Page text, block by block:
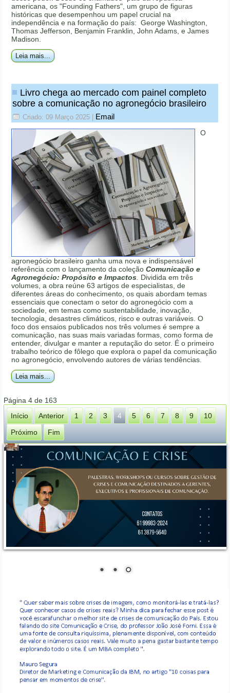
americana, os "Founding Fathers", um grupo de figuras
históricas que desempenhou um papel crucial na
independência e na formação do país: George Washington,
Thomas Jefferson, Benjamin Franklin, John Adams, e James
Madison.
Leia mais...
Livro chega ao mercado com painel completo
sobre a comunicação no agronegócio brasileiro
Criado: 09 Março 2025 Email
O
agronegócio brasileiro ganha uma nova e indispensável
referência com o lançamento da coleçãoComunicação e
Agronegócio: Propósito e Impactos Dividida em três
volumes, a obra reúne 63 artigos de especialistas, de
diferentes áreas do conhecimento, os quais abordam temas
essenciais que conectam o setor do agronegócio com a
sociedade, em temas como sustentabilidade, inovação,
tecnologia, desastres climáticos, risco e outras variáveis. O
foco dos ensaios publicados nos três volumes é sempre a
comunicação, nas suas mais variadas formas, como forma de
entender, divulgar e manter a reputação do setor. É o primeiro
trabalho teórico de fôlego que explora o papel da comunicação
no agronegócio, envolvendo autores de várias tendências.
Leia mais...
Página 4 de 163
Início
Anterior 1 2 3 4 5 6 7 8 9
10
Próximo
Fim